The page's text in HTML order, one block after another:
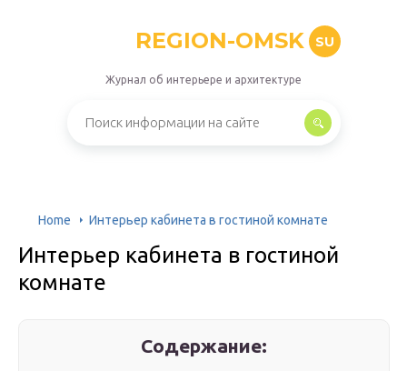
REGION-OMSK SU
Журнал об интерьере и архитектуре
Home Интерьер кабинета в гостиной комнате
Интерьер кабинета в гостиной
комнате
Содержание: